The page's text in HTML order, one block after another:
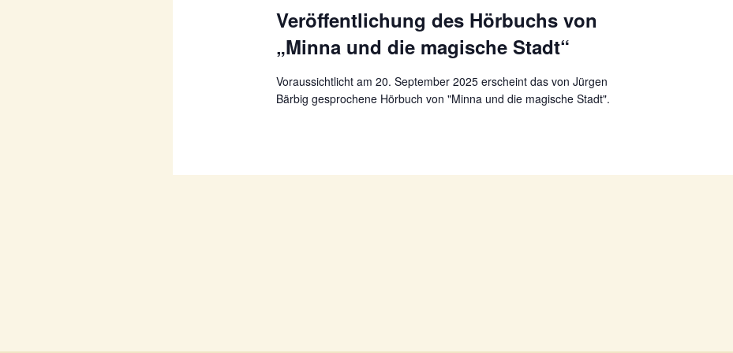
Veröffentlichung des Hörbuchs von
„Minna und die magische Stadt“
Voraussichtlicht am 20. September 2025 erscheint das von Jürgen
Bärbig gesprochene Hörbuch von "Minna und die magische Stadt".